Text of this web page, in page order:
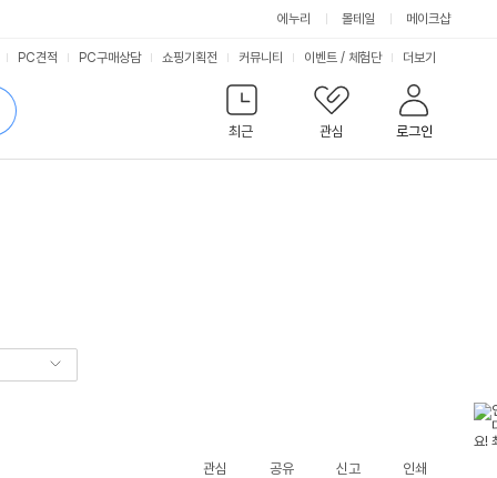
에누리 몰테일 메이크샵
최근
관심 로그인
PC견적 PC구매상담 쇼핑기획전 커뮤니티 이벤트 / 체험단 서
비
스
더보기
관심 공유 신고 인쇄